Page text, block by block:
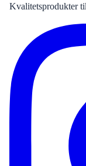
Kvalitetsprodukter